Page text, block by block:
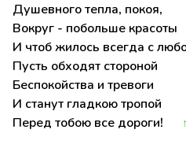
Душевного тепла, покоя,
Вокруг - побольше красоты
И чтоб жилось всегда с
Пусть обходят стороной
Беспокойства и тревоги
И станут гладкою тропой
Перед тобою все дороги!
↑